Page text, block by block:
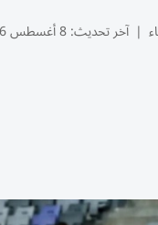
| آخر تحديث:8 أغسطس 18:16 2026